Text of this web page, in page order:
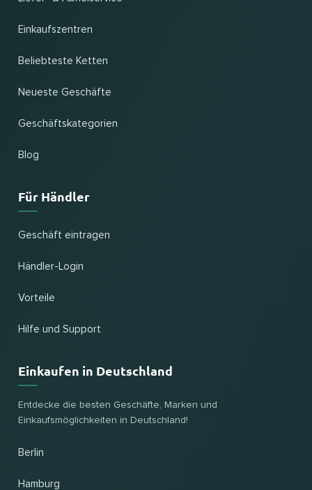
Einkaufszentren
Beliebteste Ketten
Neueste Geschäfte
Geschäftskategorien
Blog
Für Händler
Geschäft eintragen
Händler-Login
Vorteile
Hilfe und Support
Einkaufen in Deutschland
Entdecke die besten Geschäfte, Marken und
Einkaufsmöglichkeiten in Deutschland!
Berlin
Hamburg